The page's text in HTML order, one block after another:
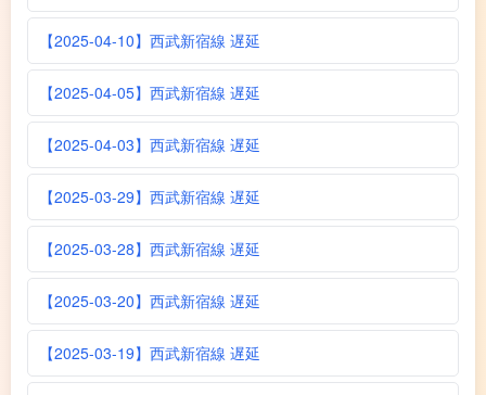
【2025-04-10】西武新宿線 遅延
【2025-04-05】西武新宿線 遅延
【2025-04-03】西武新宿線 遅延
【2025-03-29】西武新宿線 遅延
【2025-03-28】西武新宿線 遅延
【2025-03-20】西武新宿線 遅延
【2025-03-19】西武新宿線 遅延